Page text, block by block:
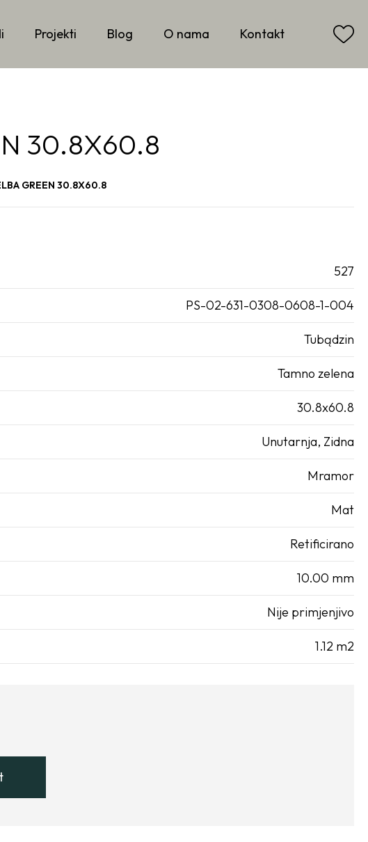
Projekti Blog O nama Kontakt
30.8X60.8
GREEN 30.8X60.8
527
PS-02-631-0308-0608-1-004
Tubądzin
Tamno zelena
30.8x60.8
Unutarnja, Zidna
Mramor
Mat
Retificirano
10.00 mm
Nije primjenjivo
1.12 m2